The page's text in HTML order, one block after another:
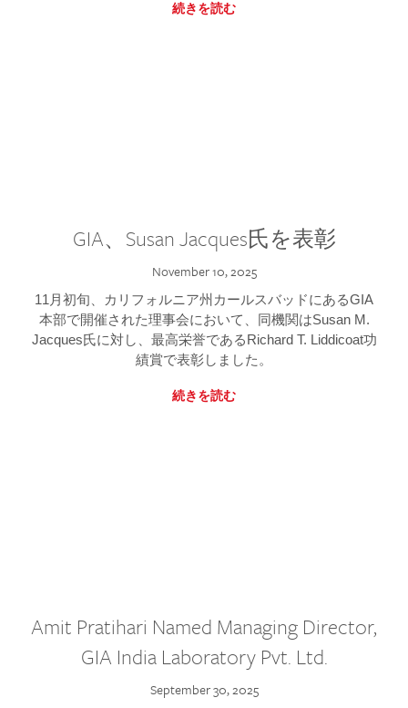
続きを読む
GIA、Susan Jacques氏を表彰
November 10, 2025
11月初旬、カリフォルニア州カールスバッドにあるGIA
本部で開催された理事会において、同機関はSusan M.
Jacques氏に対し、最高栄誉であるRichard T. Liddicoat功
績賞で表彰しました。
続きを読む
Amit Pratihari Named Managing Director,
GIA India Laboratory Pvt. Ltd.
September 30, 2025